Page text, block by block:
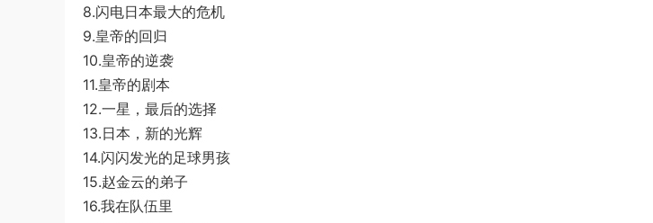
8.闪电日本最大的危机
9.皇帝的回归
10.皇帝的逆袭
11.皇帝的剧本
12.一星，最后的选择
13.日本，新的光辉
14.闪闪发光的足球男孩
15.赵金云的弟子
16.我在队伍里